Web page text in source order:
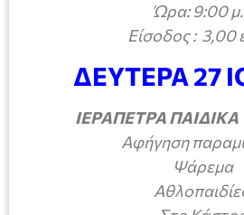
Ώρα: 9:00
Είσοδος : 3,00
ΔΕΥΤΕΡΑ 27
ΙΕΡΑΠΕΤΡΑ
Αφήγηση
Ψάρεμα